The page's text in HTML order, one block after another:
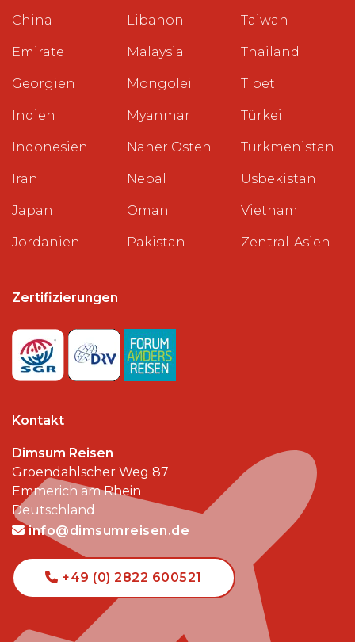
China
Emirate
Georgien
Indien
Indonesien
Iran
Japan
Jordanien
Libanon
Malaysia
Mongolei
Myanmar
Naher Osten
Nepal
Oman
Pakistan
Taiwan
Thailand
Tibet
Türkei
Turkmenistan
Usbekistan
Vietnam
Zentral-Asien
Zertifizierungen
Kontakt
Dimsum Reisen
Groendahlscher Weg 87
Emmerich am Rhein
Deutschland
info@dimsumreisen.de
+49 (0) 2822 600521